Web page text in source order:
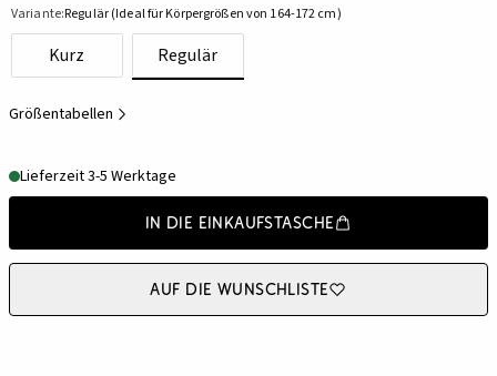
Variante:Regulär (Ideal für Körpergrößen von 164-172 cm)
Kurz Regulär
Größentabellen
Lieferzeit 3-5 Werktage
In die Einkaufstasche
Auf die Wunschliste